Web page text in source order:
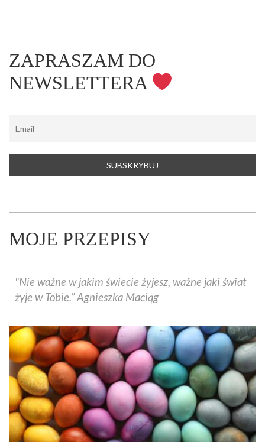
ZAPRASZAM DO
NEWSLETTERA
MOJE PRZEPISY
"Nie ważne w jakim świecie żyjesz, ważne jaki świat
żyje w Tobie.” Agnieszka Maciąg